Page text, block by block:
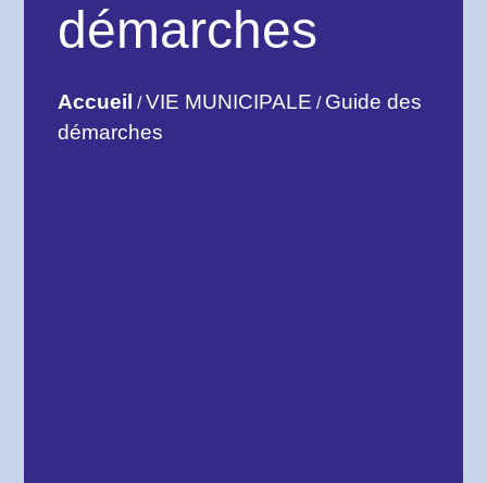
démarches
Accueil /VIE MUNICIPALE / Guide des
démarches